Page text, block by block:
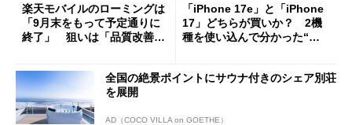
楽天モバイルのローミングは
「9月末をもって予定通りに
終了」 狙いは「品質改善」
も
「iPhone 17e」と「iPhone
17」どちらが買いか？ 2機
種を使い込んで分かった“ス
全国の絶景ポイントにサウナ付きのシェア別荘
を展開
AD（COCO VILLA on GOETHE）